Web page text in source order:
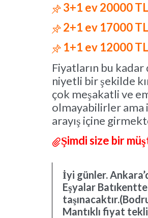
 3+1 ev 20000
 2+1 ev 17000
 1+1 ev 12000
Fiyatların bu
niyetli bir şekilde
çok meşakatli ve
olmayabilirler ama
arayış içine
Şimdi size bir
İyi günler.
Eşyalar
Mantıklı fiyat